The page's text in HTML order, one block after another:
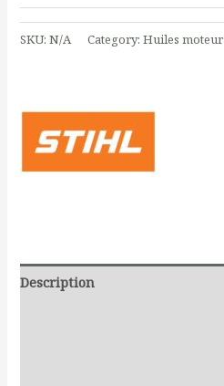
SKU:N/A Category:Huiles moteur
Description